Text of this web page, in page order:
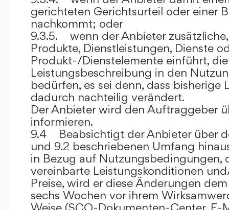
gerichteten Gerichtsurteil oder einer
nachkommt; oder
9.3.5. wenn der Anbieter
Produkte, Dienstleistungen, Dienste
Produkt-/Dienstelemente einführt,
Leistungsbeschreibung in den
bedürfen, es sei denn, dass bisherige
dadurch nachteilig verändert.
Der Anbieter wird den Auftraggeber
informieren.
9.4 Beabsichtigt der Anbieter über
und 9.2 beschriebenen Umfang
in Bezug auf Nutzungsbedingungen,
vereinbarte Leistungskonditionen
Preise, wird er diese Änderungen
sechs Wochen vor ihrem
Weise (SCO-Dokumenten-Center, E-